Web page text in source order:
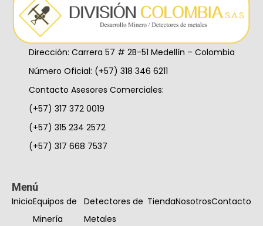
Dirección: Carrera 57 # 2B-51 Medellín – Colombia
Número Oficial: (+57) 318 346 6211
Contacto Asesores Comerciales:
(+57) 317 372 0019
(+57) 315 234 2572
(+57) 317 668 7537
Menú
InicioEquipos de
Minería
Detectores de
Metales
TiendaNosotrosContacto